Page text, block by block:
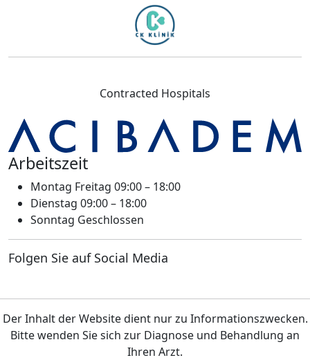
Contracted Hospitals
Arbeitszeit
Montag Freitag 09:00 – 18:00
Dienstag 09:00 – 18:00
Sonntag Geschlossen
Folgen Sie auf Social Media
Der Inhalt der Website dient nur zu Informationszwecken.
Bitte wenden Sie sich zur Diagnose und Behandlung an
Ihren Arzt.